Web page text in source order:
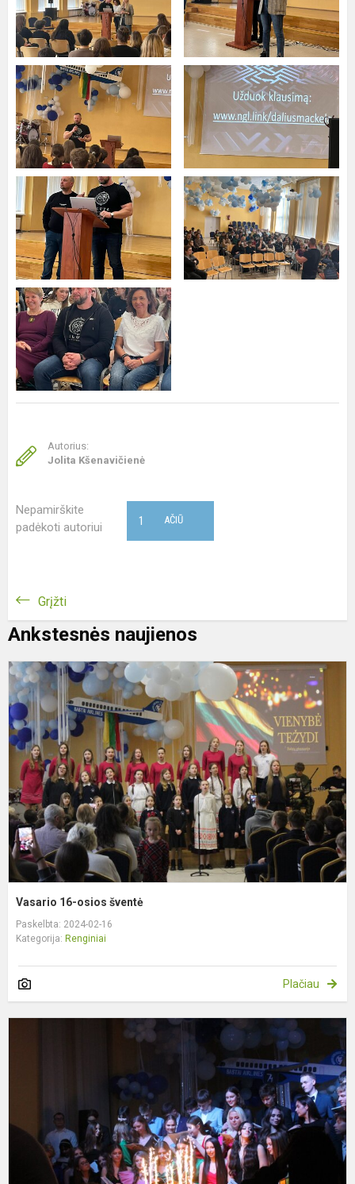
Autorius:
Jolita Kšenavičienė
Nepamirškite
padėkoti autoriui
AČIŪ
1
Grįžti
Ankstesnės naujienos
Vasario 16-osios šventė
Paskelbta: 2024-02-16
Kategorija: Renginiai
Plačiau